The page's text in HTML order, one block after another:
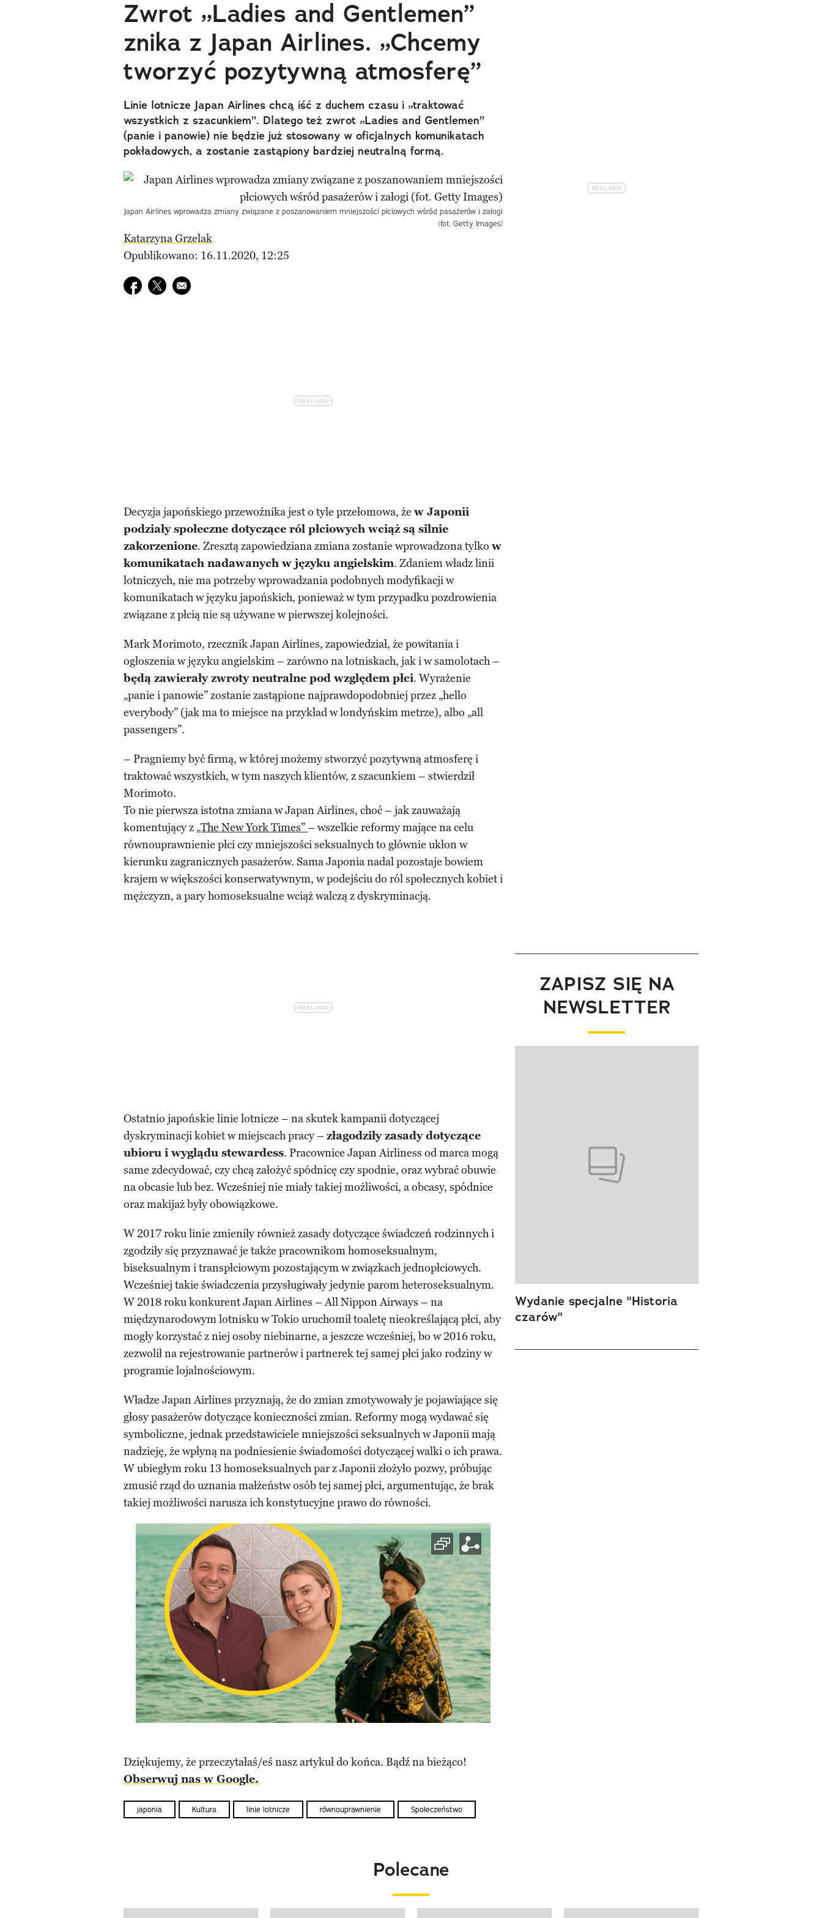
Zwrot „Ladies and Gentlemen”
znika z Japan Airlines. „Chcemy
tworzyć pozytywną atmosferę”
Linie lotnicze Japan Airlines chcą iść z duchem czasu i „traktować
wszystkich z szacunkiem”. Dlatego też zwrot „Ladies and Gentlemen”
(panie i panowie) nie będzie już stosowany w oficjalnych komunikatach
pokładowych, a zostanie zastąpiony bardziej neutralną formą.
Japan Airlines wprowadza zmiany związane z poszanowaniem mniejszości płciowych wśród pasażerów i załogi
(fot. Getty Images)
Katarzyna Grzelak
Opublikowano: 16.11.2020, 12:25
Udostępnij na facebook
Udostępnij na twitter
E-mail do przyjaciela
Decyzja japońskiego przewoźnika jest o tyle przełomowa, że w Japonii
podziały społeczne dotyczące ról płciowych wciąż są silnie
zakorzenione. Zresztą zapowiedziana zmiana zostanie wprowadzona tylko w
komunikatach nadawanych w języku angielskim. Zdaniem władz linii
lotniczych, nie ma potrzeby wprowadzania podobnych modyfikacji w
komunikatach w języku japońskich, ponieważ w tym przypadku pozdrowienia
związane z płcią nie są używane w pierwszej kolejności.
Mark Morimoto, rzecznik Japan Airlines, zapowiedział, że powitania i
ogłoszenia w języku angielskim – zarówno na lotniskach, jak i w samolotach –
będą zawierały zwroty neutralne pod względem płci. Wyrażenie
„panie i panowie” zostanie zastąpione najprawdopodobniej przez „hello
everybody” (jak ma to miejsce na przykład w londyńskim metrze), albo „all
passengers”.
– Pragniemy być firmą, w której możemy stworzyć pozytywną atmosferę i
traktować wszystkich, w tym naszych klientów, z szacunkiem – stwierdził
Morimoto.
To nie pierwsza istotna zmiana w Japan Airlines, choć – jak zauważają
komentujący z „The New York Times”– wszelkie reformy mające na celu
równouprawnienie płci czy mniejszości seksualnych to głównie ukłon w
kierunku zagranicznych pasażerów. Sama Japonia nadal pozostaje bowiem
krajem w większości konserwatywnym, w podejściu do ról społecznych kobiet i
mężczyzn, a pary homoseksualne wciąż walczą z dyskryminacją.
Ostatnio japońskie linie lotnicze – na skutek kampanii dotyczącej
dyskryminacji kobiet w miejscach pracy – złagodziły zasady dotyczące
ubioru i wyglądu stewardess. Pracownice Japan Airliness od marca mogą
same zdecydować, czy chcą założyć spódnicę czy spodnie, oraz wybrać obuwie
na obcasie lub bez. Wcześniej nie miały takiej możliwości, a obcasy, spódnice
oraz makijaż były obowiązkowe.
W 2017 roku linie zmieniły również zasady dotyczące świadczeń rodzinnych i
zgodziły się przyznawać je także pracownikom homoseksualnym,
biseksualnym i transpłciowym pozostającym w związkach jednopłciowych.
Wcześniej takie świadczenia przysługiwały jedynie parom heteroseksualnym.
W 2018 roku konkurent Japan Airlines – All Nippon Airways – na
międzynarodowym lotnisku w Tokio uruchomił toaletę nieokreślającą płci, aby
mogły korzystać z niej osoby niebinarne, a jeszcze wcześniej, bo w 2016 roku,
zezwolił na rejestrowanie partnerów i partnerek tej samej płci jako rodziny w
programie lojalnościowym.
Władze Japan Airlines przyznają, że do zmian zmotywowały je pojawiające się
głosy pasażerów dotyczące konieczności zmian. Reformy mogą wydawać się
symboliczne, jednak przedstawiciele mniejszości seksualnych w Japonii mają
nadzieję, że wpłyną na podniesienie świadomości dotyczącej walki o ich prawa.
W ubiegłym roku 13 homoseksualnych par z Japonii złożyło pozwy, próbując
zmusić rząd do uznania małżeństw osób tej samej płci, argumentując, że brak
takiej możliwości narusza ich konstytucyjne prawo do równości.
Dziękujemy, że przeczytałaś/eś nasz artykuł do końca. Bądź na bieżąco!
Obserwuj nas w Google.
japonia Kultura linie lotnicze równouprawnienie Społeczeństwo
ZAPISZ SIĘ NA
NEWSLETTER
Wydanie specjalne "Historia
czarów"
Polecane